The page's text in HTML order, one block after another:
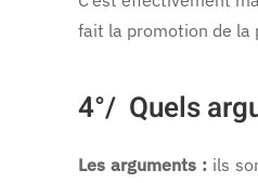
fait la promotion de la
4°/ Quels
Les arguments :ils